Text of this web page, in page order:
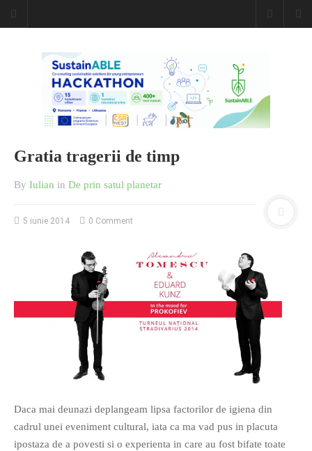
Gratia tragerii de timp
By Iulian in De prin satul planetar
5 iunie 2014 0 Comment
Daca mai deunazi deplangeam lipsa factorilor de igiena din
cadrul unei eveniment cultural, iata ca ma vad pus in placuta
ipostaza de a povesti si o experienta in care au fost bifate toate